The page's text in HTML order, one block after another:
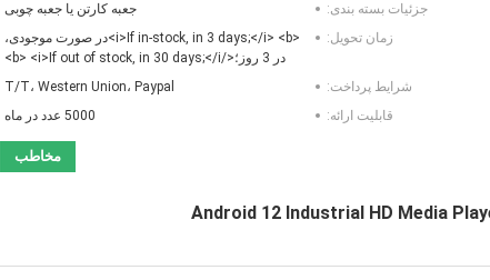
جزئیات بسته بندی:
جعبه کارتن یا جعبه چوبی
زمان تحویل:
<i>If in-stock, in 3 days;</i> <b>در صورت موجودی،
در 3 روز؛</b> <i>If out of stock, in 30 days;</i>
شرایط پرداخت:
T/T، Western Union، Paypal
قابلیت ارائه:
5000 عدد در ماه
مخاطب
Android 12 Industrial HD Media